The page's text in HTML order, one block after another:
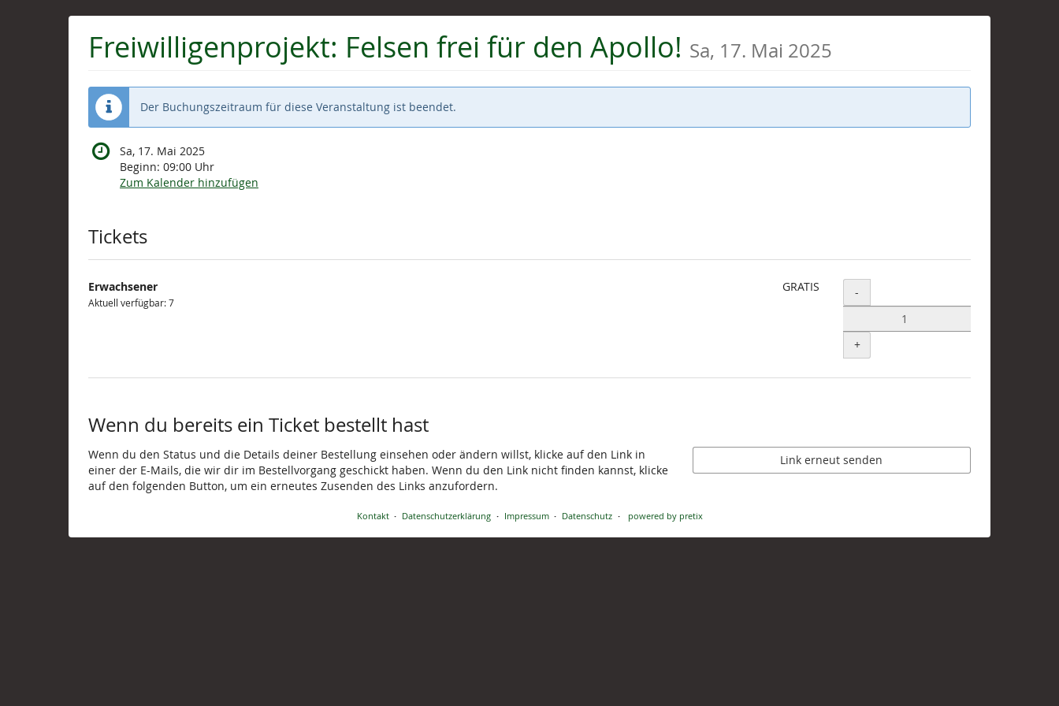
Freiwilligenprojekt: Felsen frei für den Apollo! Sa, 17. Mai 2025
Der Buchungszeitraum für diese Veranstaltung ist beendet.
Sa, 17. Mai 2025
Beginn: 09:00 Uhr
Zum Kalender hinzufügen
Produkte
Tickets
Erwachsener
Aktuell verfügbar: 7
GRATIS Menge
-
+
Wenn du bereits ein Ticket bestellt hast
Wenn du den Status und die Details deiner Bestellung einsehen oder ändern willst, klicke auf den Link in
einer der E-Mails, die wir dir im Bestellvorgang geschickt haben. Wenn du den Link nicht finden kannst, klicke
auf den folgenden Button, um ein erneutes Zusenden des Links anzufordern.
Link erneut senden
Kontakt Datenschutzerklärung Impressum Datenschutz powered by pretix